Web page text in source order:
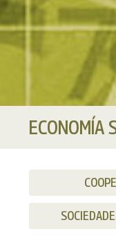
ECONOMÍA